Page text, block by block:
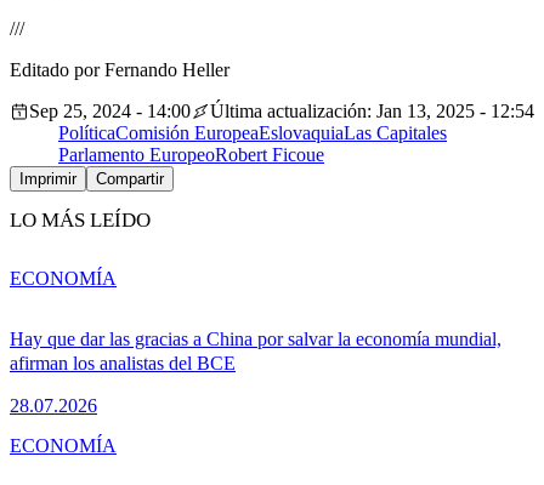
///
Editado por Fernando Heller
Sep 25, 2024 - 14:00
Última actualización: Jan 13, 2025 - 12:54
PolíticaComisión EuropeaEslovaquiaLas Capitales
Parlamento EuropeoRobert Ficoue
Imprimir Compartir
LO MÁS LEÍDO
Hay que dar las gracias a China por salvar la economía mundial,
afirman los analistas del BCE
28.07.2026
ECONOMÍA
ECONOMÍA